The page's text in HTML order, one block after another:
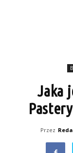
Jaka
Przez